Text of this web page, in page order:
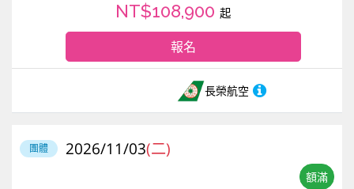
長榮航空
NT$108,900 起
報名
額滿
團體 2026/11/03(二)